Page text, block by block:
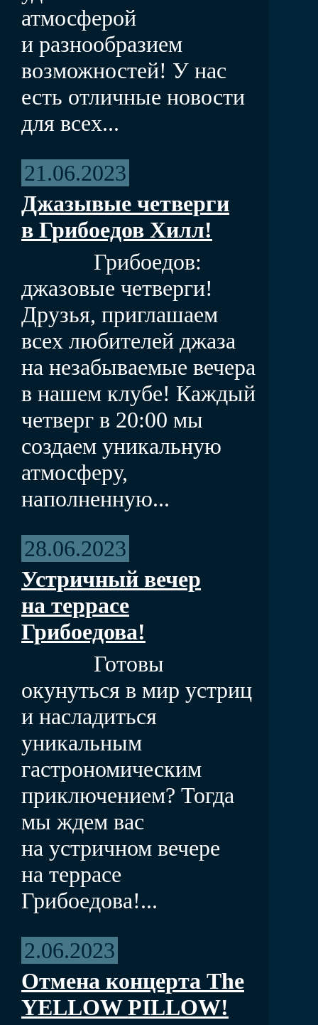
атмосферой
и разнообразием
возможностей! У нас
есть отличные новости
для всех...
21.06.2023
Джазывые четверги
в Грибоедов Хилл!
Грибоедов:
джазовые четверги!
Друзья, приглашаем
всех любителей джаза
на незабываемые вечера
в нашем клубе! Каждый
четверг в 20:00 мы
создаем уникальную
атмосферу,
наполненную...
28.06.2023
Устричный вечер
на террасе
Грибоедова!
Готовы
окунуться в мир устриц
и насладиться
уникальным
гастрономическим
приключением? Тогда
мы ждем вас
на устричном вечере
на террасе
Грибоедова!...
2.06.2023
Отмена концерта The
YELLOW PILLOW!